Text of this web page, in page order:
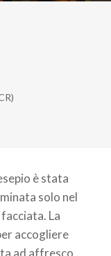
è stata
solo nel
La
accogliere
ad affresco,